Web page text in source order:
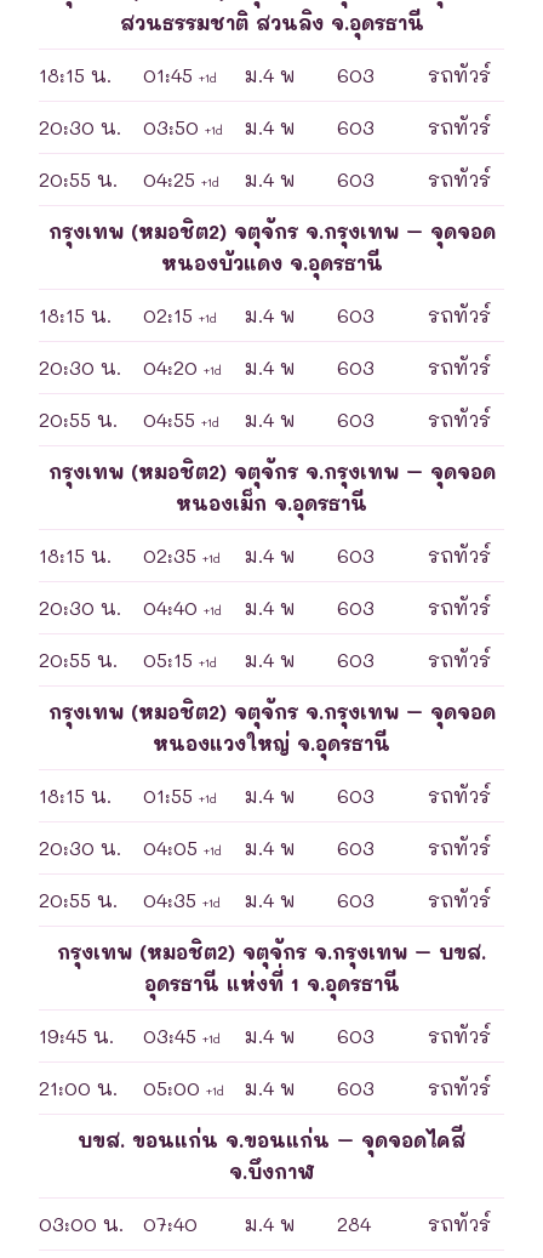
สวนธรรมชาติ สวนลิง จ.อุดรธานี
18:15 น. 01:45 +1d ม.4 พ 603 รถทัวร์
20:30 น. 03:50 +1d ม.4 พ 603 รถทัวร์
20:55 น. 04:25 +1d ม.4 พ 603 รถทัวร์
กรุงเทพ (หมอชิต2) จตุจักร จ.กรุงเทพ – จุดจอด
หนองบัวแดง จ.อุดรธานี
18:15 น. 02:15 +1d ม.4 พ 603 รถทัวร์
20:30 น. 04:20 +1d ม.4 พ 603 รถทัวร์
20:55 น. 04:55 +1d ม.4 พ 603 รถทัวร์
กรุงเทพ (หมอชิต2) จตุจักร จ.กรุงเทพ – จุดจอด
หนองเม็ก จ.อุดรธานี
18:15 น. 02:35 +1d ม.4 พ 603 รถทัวร์
20:30 น. 04:40 +1d ม.4 พ 603 รถทัวร์
20:55 น. 05:15 +1d ม.4 พ 603 รถทัวร์
กรุงเทพ (หมอชิต2) จตุจักร จ.กรุงเทพ – จุดจอด
หนองแวงใหญ่ จ.อุดรธานี
18:15 น. 01:55 +1d ม.4 พ 603 รถทัวร์
20:30 น. 04:05 +1d ม.4 พ 603 รถทัวร์
20:55 น. 04:35 +1d ม.4 พ 603 รถทัวร์
กรุงเทพ (หมอชิต2) จตุจักร จ.กรุงเทพ – บขส.
อุดรธานี แห่งที่ 1 จ.อุดรธานี
19:45 น. 03:45 +1d ม.4 พ 603 รถทัวร์
21:00 น. 05:00 +1d ม.4 พ 603 รถทัวร์
บขส. ขอนแก่น จ.ขอนแก่น – จุดจอดไคสี
จ.บึงกาฬ
03:00 น. 07:40 ม.4 พ 284 รถทัวร์